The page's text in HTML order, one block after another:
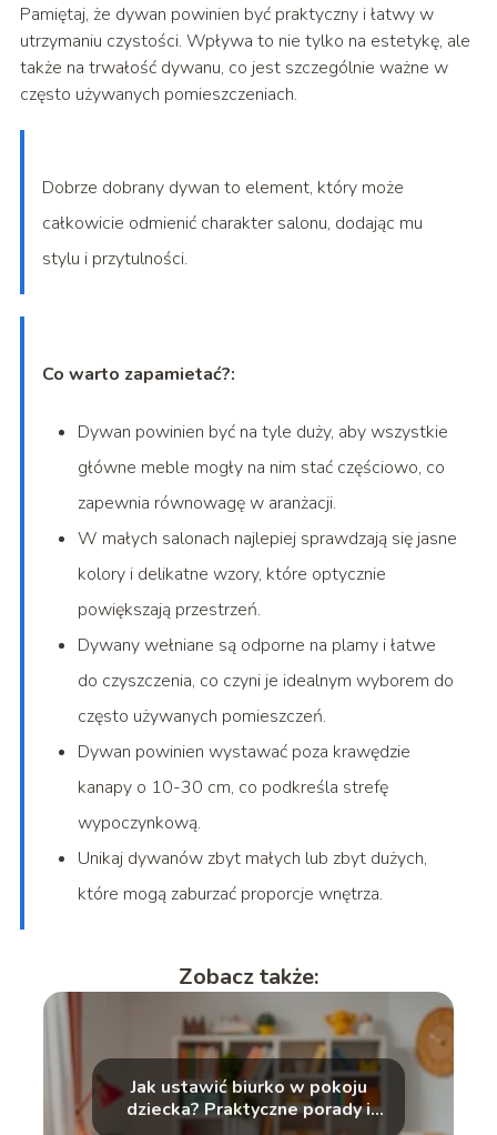
Pamiętaj, że dywan powinien być praktyczny i łatwy w
utrzymaniu czystości. Wpływa to nie tylko na estetykę, ale
także na trwałość dywanu, co jest szczególnie ważne w
często używanych pomieszczeniach.
Dobrze dobrany dywan to element, który może
całkowicie odmienić charakter salonu, dodając mu
stylu i przytulności.
Co warto zapamietać?:
Dywan powinien być na tyle duży, aby wszystkie
główne meble mogły na nim stać częściowo, co
zapewnia równowagę w aranżacji.
W małych salonach najlepiej sprawdzają się jasne
kolory i delikatne wzory, które optycznie
powiększają przestrzeń.
Dywany wełniane są odporne na plamy i łatwe
do czyszczenia, co czyni je idealnym wyborem do
często używanych pomieszczeń.
Dywan powinien wystawać poza krawędzie
kanapy o 10-30 cm, co podkreśla strefę
wypoczynkową.
Unikaj dywanów zbyt małych lub zbyt dużych,
które mogą zaburzać proporcje wnętrza.
Zobacz także:
Jak ustawić biurko w pokoju
dziecka? Praktyczne porady i